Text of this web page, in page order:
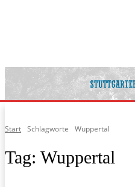
Start Schlagworte Wuppertal
Tag: Wuppertal